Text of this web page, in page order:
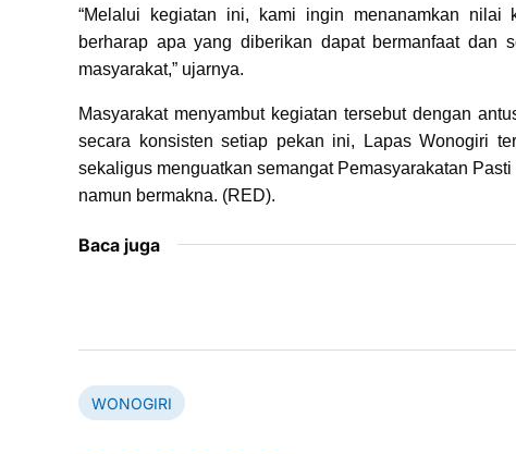
“Melalui kegiatan ini, kami ingin menanamkan nilai
berharap apa yang diberikan dapat bermanfaat dan
masyarakat,” ujarnya.
Masyarakat menyambut kegiatan tersebut dengan
secara konsisten setiap pekan ini, Lapas Wonogiri
sekaligus menguatkan semangat Pemasyarakatan
namun bermakna. (RED).
Baca juga
WONOGIRI